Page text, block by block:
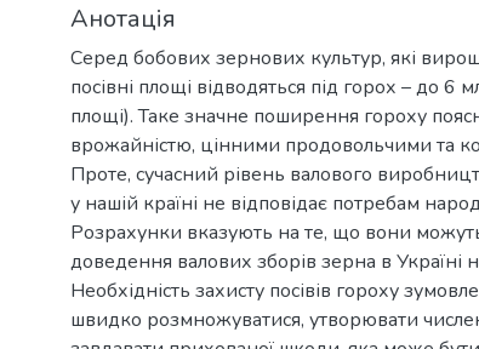
Анотація
Серед бобових зернових культур, які
посівні площі відводяться під горох – до 6
площі). Таке значне поширення гороху
врожайністю, цінними продовольчими та
Проте, сучасний рівень валового
у нашій країні не відповідає потребам
Розрахунки вказують на те, що вони
доведення валових зборів зерна в
Необхідність захисту посівів гороху
швидко розмножуватися, утворювати